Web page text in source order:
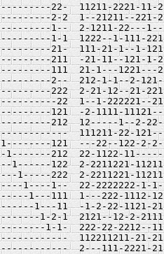
22-  11211-2221-11-
2-2  1--21211--221-
1--  2-1211-22---
1-1  1222--1-111-
21-  111-21-1--1-
211  -21-11--121-1-
111  21-1---1221---
2--  212-1-1--2-
222  2-21-12--21-
22  1--1-222221--
121  -2-1111-
212  12-----1--2-
111211-22-
121  ---22--122-2-
1-------212  22-1122-
1------122  2-2211221-
1-----222  2-2211221-
1----1--  22-2222222-1-
1---111  1---222-1112-
1---11  -1-2-22-1121-
1-2-1  2121--12-2-
1-1-  222-22-2212--
112211211-21-
2---111-2221-